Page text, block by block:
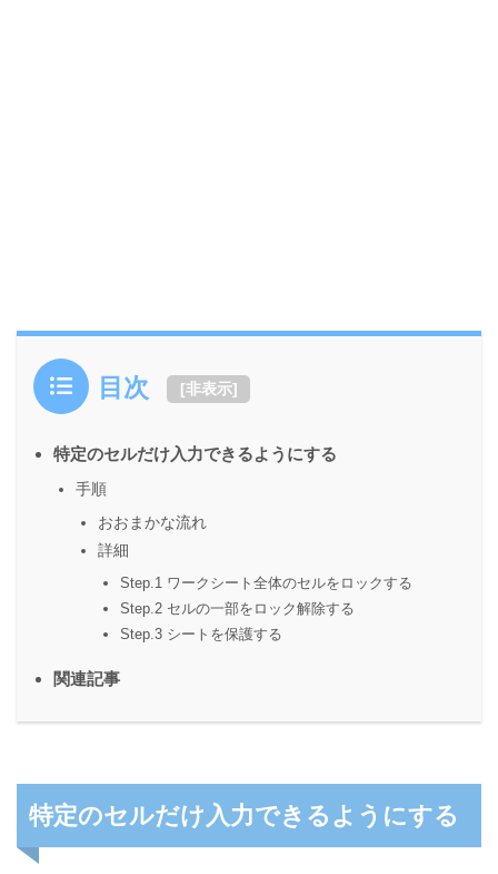
目次 [非表示]
特定のセルだけ入力できるようにする
手順
おおまかな流れ
詳細
Step.1 ワークシート全体のセルをロックする
Step.2 セルの一部をロック解除する
Step.3 シートを保護する
関連記事
特定のセルだけ入力できるようにする